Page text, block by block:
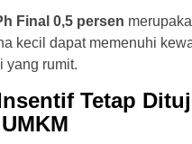
Final 0,5 persen
kecil dapat memenuhi
yang rumit.
Tetap